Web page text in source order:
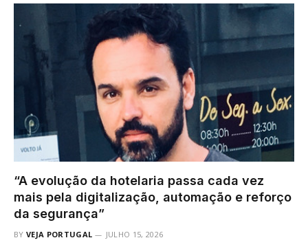
“A evolução da hotelaria passa cada vez
mais pela digitalização, automação e reforço
da segurança”
BY VEJA PORTUGAL JULHO 15, 2026